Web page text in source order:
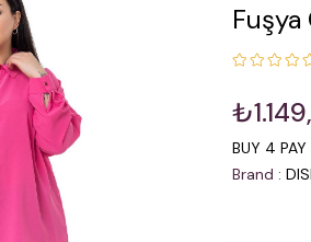
BUY 4 PAY
Brand :